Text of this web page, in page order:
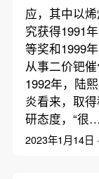
应，其中以
究获得1991
等奖和1999
从事二价钯
1992年，陆
炎看来，取
研态度，“
2023年1月14日 ·